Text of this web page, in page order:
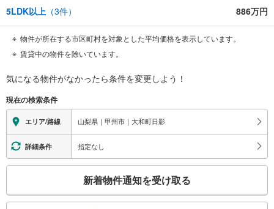
5LDK以上 （3件） 886万円
物件が所在する市区町村を対象とした平均価格を表示しています。
賃貸中の物件を除いています。
気になる物件がなかったら条件を変更しよう！
現在の検索条件
エリア/路線 山梨県｜甲州市｜大和町日影
詳細条件 指定なし
検
新着物件通知を受け取る